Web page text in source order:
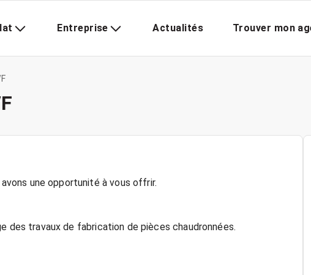
Entreprise Actualités Trouver mon
une opportunité à vous offrir.
des travaux de fabrication de pièces chaudronnées.